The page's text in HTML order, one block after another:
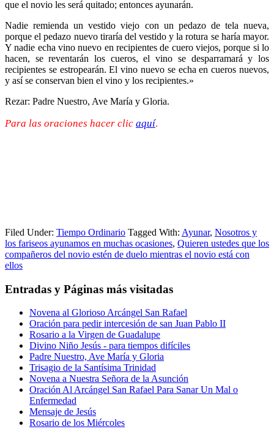
que el novio les será quitado; entonces ayunarán.
Nadie remienda un vestido viejo con un pedazo de tela nueva,
porque el pedazo nuevo tiraría del vestido y la rotura se haría mayor.
Y nadie echa vino nuevo en recipientes de cuero viejos, porque si lo
hacen, se reventarán los cueros, el vino se desparramará y los
recipientes se estropearán. El vino nuevo se echa en cueros nuevos,
y así se conservan bien el vino y los recipientes.»
Rezar: Padre Nuestro, Ave María y Gloria.
Para las oraciones hacer clic aquí.
Filed Under: Tiempo Ordinario Tagged With: Ayunar, Nosotros y
los fariseos ayunamos en muchas ocasiones, Quieren ustedes que los
compañeros del novio estén de duelo mientras el novio está con
ellos
Entradas y Páginas más visitadas
Novena al Glorioso Arcángel San Rafael
Oración para pedir intercesión de san Juan Pablo II
Rosario a la Virgen de Guadalupe
Divino Niño Jesús - para tiempos difíciles
Padre Nuestro, Ave María y Gloria
Trisagio de la Santísima Trinidad
Novena a Nuestra Señora de la Asunción
Oración Al Arcángel San Rafael Para Sanar Un Mal o
Enfermedad
Mensaje de Jesús
Rosario de los Miércoles